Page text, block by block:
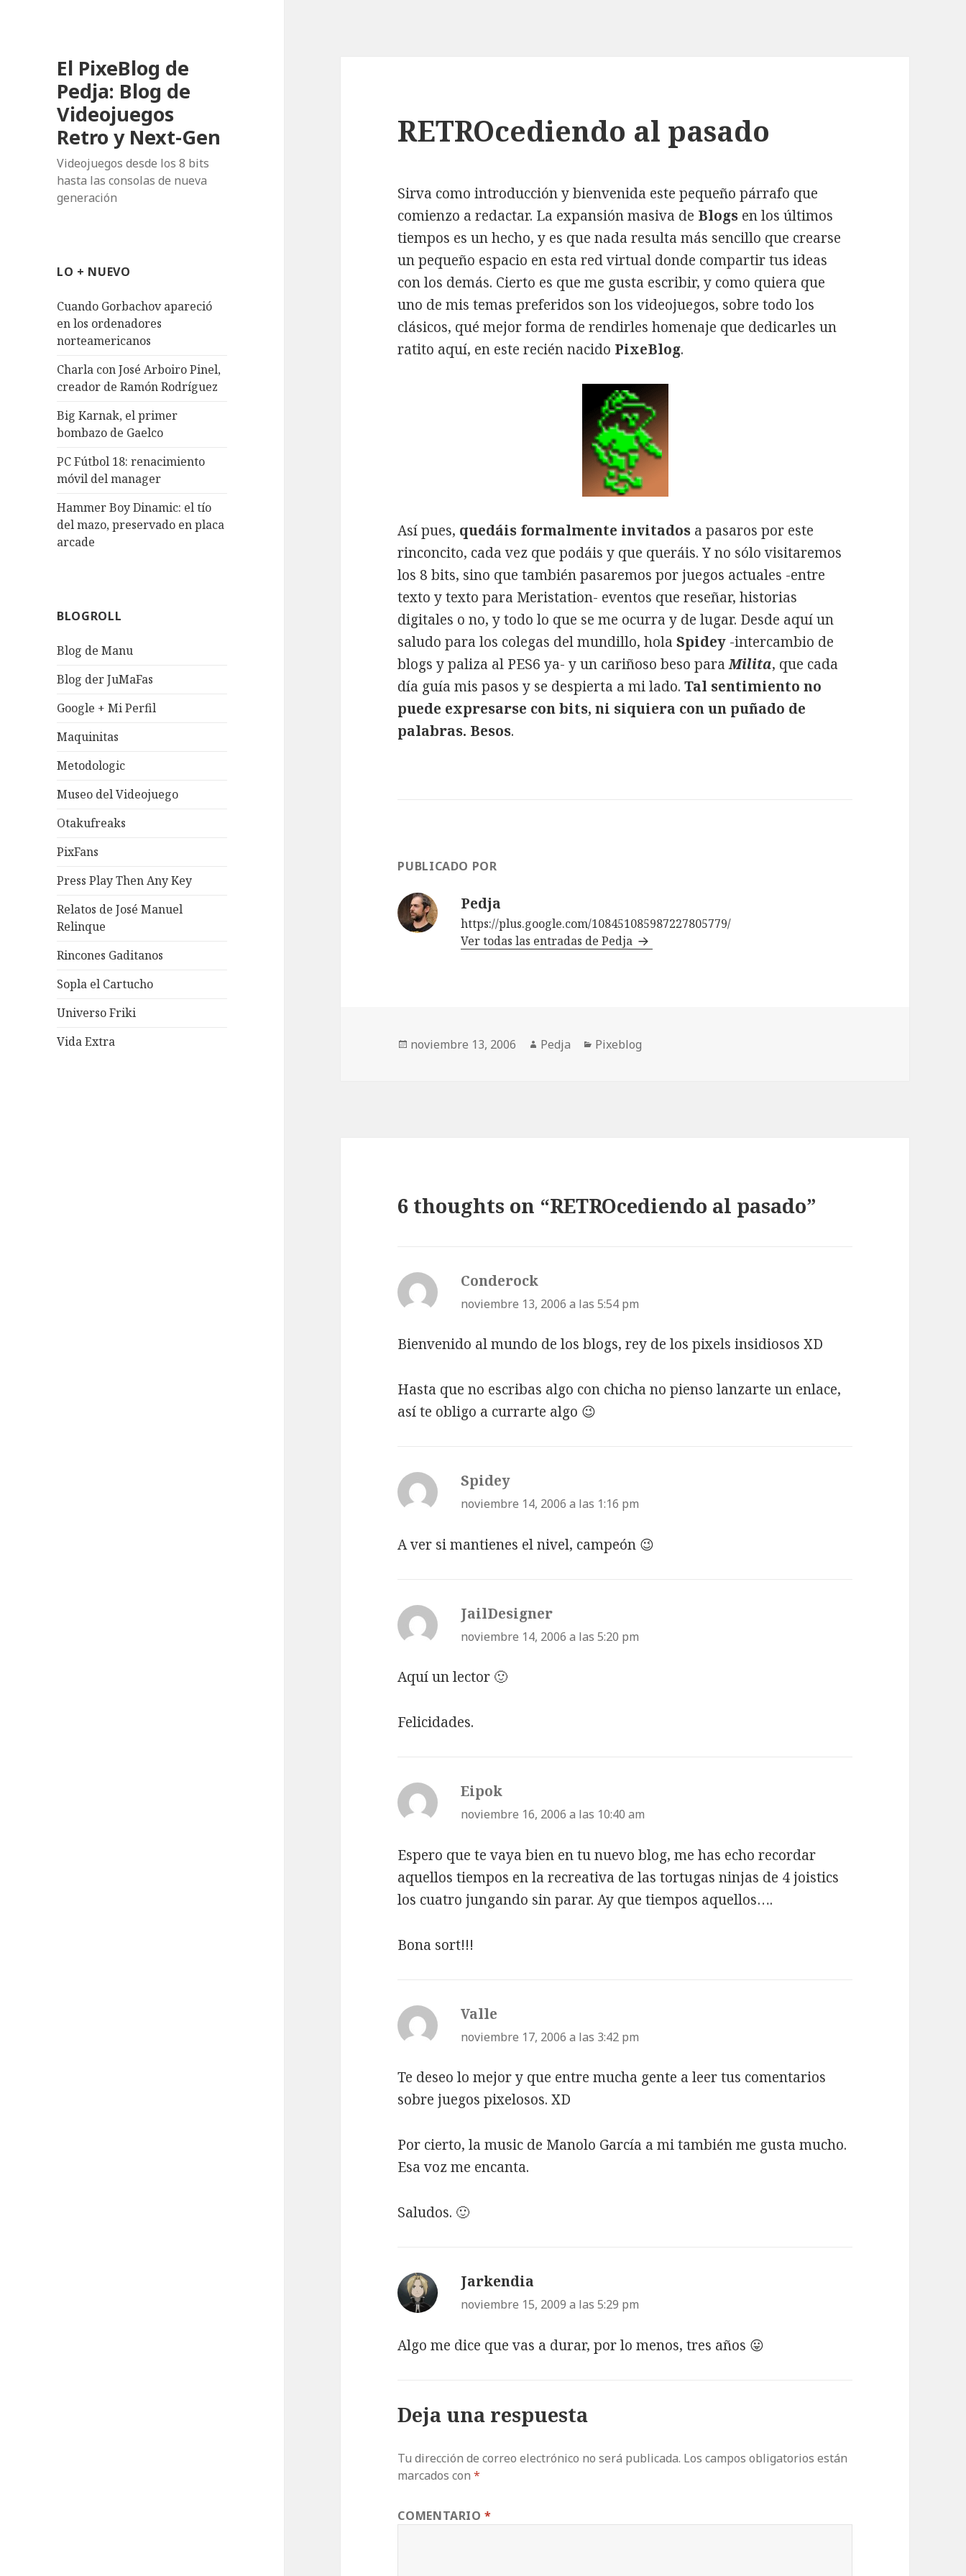
El PixeBlog de
Pedja: Blog de
Videojuegos
Retro y Next-Gen
Videojuegos desde los 8 bits
hasta las consolas de nueva
generación
LO + NUEVO
Cuando Gorbachov apareció
en los ordenadores
norteamericanos
Charla con José Arboiro Pinel,
creador de Ramón Rodríguez
Big Karnak, el primer
bombazo de Gaelco
PC Fútbol 18: renacimiento
móvil del manager
Hammer Boy Dinamic: el tío
del mazo, preservado en placa
arcade
BLOGROLL
Blog de Manu
Blog der JuMaFas
Google + Mi Perfil
Maquinitas
Metodologic
Museo del Videojuego
Otakufreaks
PixFans
Press Play Then Any Key
Relatos de José Manuel
Relinque
Rincones Gaditanos
Sopla el Cartucho
Universo Friki
Vida Extra
RETROcediendo al pasado
Sirva como introducción y bienvenida este pequeño párrafo que
comienzo a redactar. La expansión masiva de Blogs en los últimos
tiempos es un hecho, y es que nada resulta más sencillo que crearse
un pequeño espacio en esta red virtual donde compartir tus ideas
con los demás. Cierto es que me gusta escribir, y como quiera que
uno de mis temas preferidos son los videojuegos, sobre todo los
clásicos, qué mejor forma de rendirles homenaje que dedicarles un
ratito aquí, en este recién nacido PixeBlog.
Así pues, quedáis formalmente invitados a pasaros por este
rinconcito, cada vez que podáis y que queráis. Y no sólo visitaremos
los 8 bits, sino que también pasaremos por juegos actuales -entre
texto y texto para Meristation- eventos que reseñar, historias
digitales o no, y todo lo que se me ocurra y de lugar. Desde aquí un
saludo para los colegas del mundillo, holaSpidey -intercambio de
blogs y paliza al PES6 ya- y un cariñoso beso paraMilita, que cada
día guía mis pasos y se despierta a mi lado.Tal sentimiento no
puede expresarse con bits, ni siquiera con un puñado de
palabras. Besos.
PUBLICADO POR
Pedja
https://plus.google.com/108451085987227805779/
Ver todas las entradas de Pedja
Publicado
noviembre 13, 2006 Autor
Pedja Categorías
Pixeblog
6 thoughts on “RETROcediendo al pasado”
Conderock
noviembre 13, 2006 a las 5:54 pm
Bienvenido al mundo de los blogs, rey de los pixels insidiosos XD
Hasta que no escribas algo con chicha no pienso lanzarte un enlace,
así te obligo a currarte algo 😉
Spidey
noviembre 14, 2006 a las 1:16 pm
A ver si mantienes el nivel, campeón 😉
JailDesigner
noviembre 14, 2006 a las 5:20 pm
Aquí un lector 🙂
Felicidades.
Eipok
noviembre 16, 2006 a las 10:40 am
Espero que te vaya bien en tu nuevo blog, me has echo recordar
aquellos tiempos en la recreativa de las tortugas ninjas de 4 joistics
los cuatro jungando sin parar. Ay que tiempos aquellos….
Bona sort!!!
Valle
noviembre 17, 2006 a las 3:42 pm
Te deseo lo mejor y que entre mucha gente a leer tus comentarios
sobre juegos pixelosos. XD
Por cierto, la music de Manolo García a mi también me gusta mucho.
Esa voz me encanta.
Saludos. 🙂
Jarkendia
noviembre 15, 2009 a las 5:29 pm
Algo me dice que vas a durar, por lo menos, tres años 😛
Deja una respuesta
Tu dirección de correo electrónico no será publicada. Los campos obligatorios están
marcados con*
COMENTARIO*